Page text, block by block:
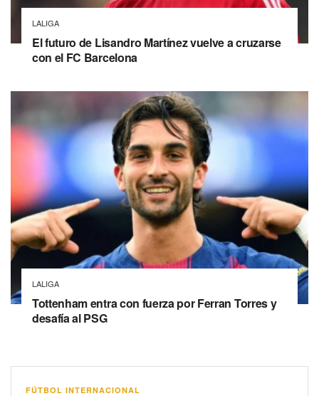
LALIGA
El futuro de Lisandro Martínez vuelve a cruzarse
con el FC Barcelona
LALIGA
Tottenham entra con fuerza por Ferran Torres y
desafía al PSG
FÚTBOL INTERNACIONAL